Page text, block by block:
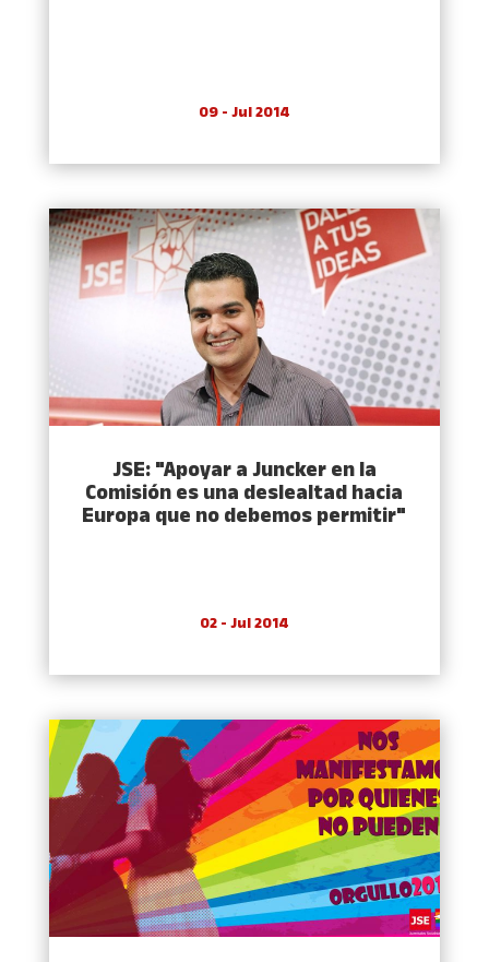
09 - Jul 2014
JSE: "Apoyar a Juncker en la
Comisión es una deslealtad hacia
Europa que no debemos permitir"
02 - Jul 2014